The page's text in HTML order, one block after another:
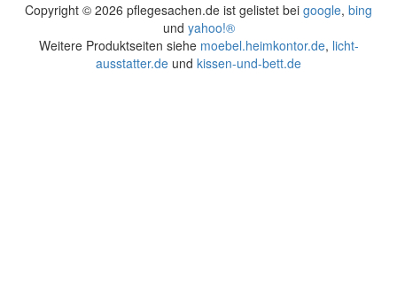
Copyright © 2026 pflegesachen.de ist gelistet bei google, bing
und yahoo!®
Weitere Produktseiten siehe moebel.heimkontor.de, licht-
ausstatter.de und kissen-und-bett.de